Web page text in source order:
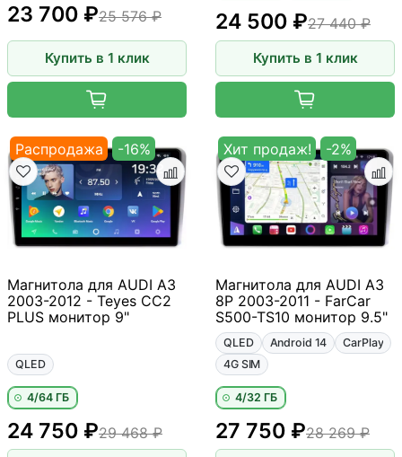
23 700 ₽25 576 ₽
Купить в 1 клик
24 500 ₽27 440 ₽
Купить в 1 клик
Распродажа -16%
Магнитола для AUDI A3
2003-2012 - Teyes CC2
PLUS монитор 9"
QLED
4/64 ГБ
29 468 ₽
24 750 ₽
Хит продаж! -2%
Магнитола для AUDI A3
8P 2003-2011 - FarCar
S500-TS10 монитор 9.5"
QLED Android 14
CarPlay
4G SIM
4/32 ГБ
28 269 ₽
27 750 ₽